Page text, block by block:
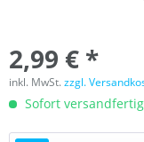
2,99 € *
inkl. MwSt.zzgl.
Sofort